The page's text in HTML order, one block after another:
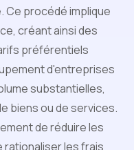
procédé implique
créant ainsi des
préférentiels
d'entreprises
substantielles,
biens ou de services.
de réduire les
rationaliser les frais